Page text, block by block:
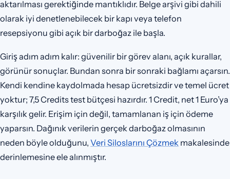
aktarılması gerektiğinde mantıklıdır. Belge arşivi gibi dahili
olarak iyi denetlenebilecek bir kapı veya telefon
resepsiyonu gibi açık bir darboğaz ile başla.
Giriş adım adım kalır: güvenilir bir görev alanı, açık kurallar,
görünür sonuçlar. Bundan sonra bir sonraki bağlamı açarsın.
Kendi kendine kaydolmada hesap ücretsizdir ve temel ücret
yoktur; 7,5 Credits test bütçesi hazırdır. 1 Credit, net 1 Euro’ya
karşılık gelir. Erişim için değil, tamamlanan iş için ödeme
yaparsın. Dağınık verilerin gerçek darboğaz olmasının
neden böyle olduğunu, Veri Siloslarını Çözmek makalesinde
derinlemesine ele alınmıştır.